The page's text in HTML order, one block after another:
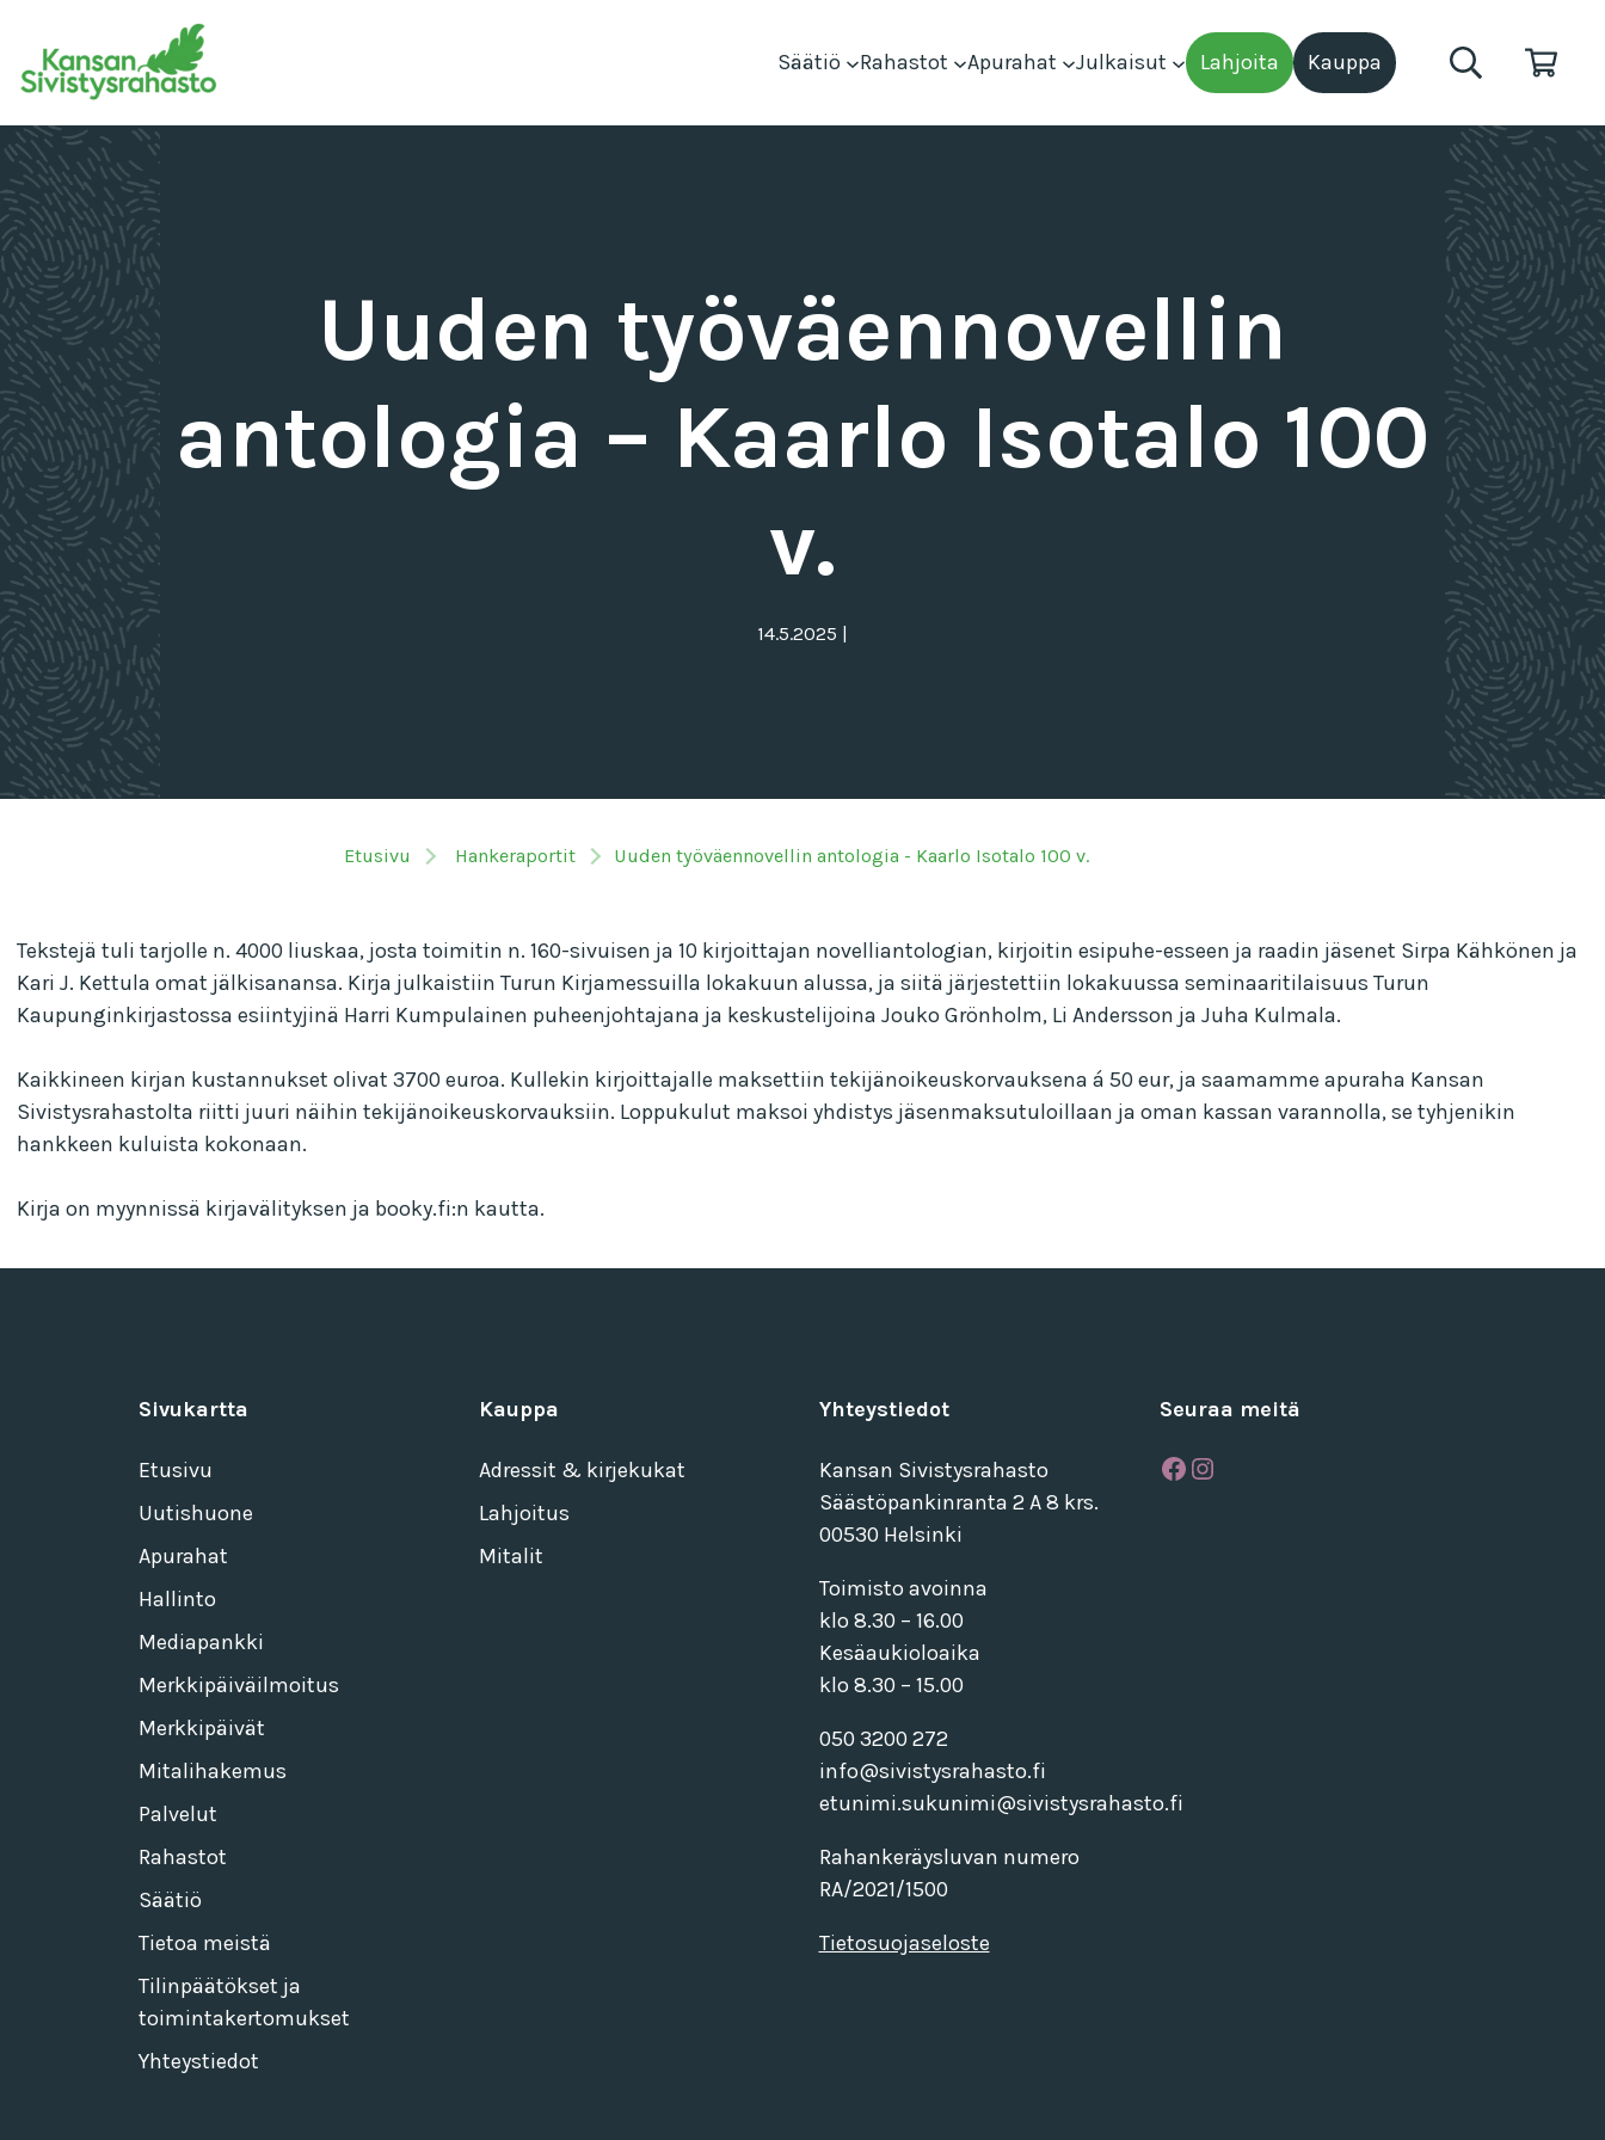
Säätiö Rahastot Apurahat Julkaisut Lahjoita Kauppa
Uuden työväennovellin
antologia – Kaarlo Isotalo 100
v.
14.5.2025 |
Etusivu Hankeraportit Uuden työväennovellin antologia - Kaarlo Isotalo 100 v.
Tekstejä tuli tarjolle n. 4000 liuskaa, josta toimitin n. 160-sivuisen ja 10 kirjoittajan novelliantologian, kirjoitin esipuhe-esseen ja raadin jäsenet Sirpa Kähkönen ja
Kari J. Kettula omat jälkisanansa. Kirja julkaistiin Turun Kirjamessuilla lokakuun alussa, ja siitä järjestettiin lokakuussa seminaaritilaisuus Turun
Kaupunginkirjastossa esiintyjinä Harri Kumpulainen puheenjohtajana ja keskustelijoina Jouko Grönholm, Li Andersson ja Juha Kulmala.
Kaikkineen kirjan kustannukset olivat 3700 euroa. Kullekin kirjoittajalle maksettiin tekijänoikeuskorvauksena á 50 eur, ja saamamme apuraha Kansan
Sivistysrahastolta riitti juuri näihin tekijänoikeuskorvauksiin. Loppukulut maksoi yhdistys jäsenmaksutuloillaan ja oman kassan varannolla, se tyhjenikin
hankkeen kuluista kokonaan.
Kirja on myynnissä kirjavälityksen ja booky.fi:n kautta.
Sivukartta
Etusivu
Uutishuone
Apurahat
Hallinto
Mediapankki
Merkkipäiväilmoitus
Merkkipäivät
Mitalihakemus
Palvelut
Rahastot
Säätiö
Tietoa meistä
Tilinpäätökset ja
toimintakertomukset
Yhteystiedot
Kauppa
Adressit & kirjekukat
Lahjoitus
Mitalit
Yhteystiedot
Kansan Sivistysrahasto
Säästöpankinranta 2 A 8 krs.
00530 Helsinki
Toimisto avoinna
klo 8.30 – 16.00
Kesäaukioloaika
klo 8.30 – 15.00
050 3200 272
info@sivistysrahasto.fi
etunimi.sukunimi@sivistysrahasto.fi
Rahankeräysluvan numero
RA/2021/1500
Tietosuojaseloste
Seuraa meitä
Facebook
Instagram